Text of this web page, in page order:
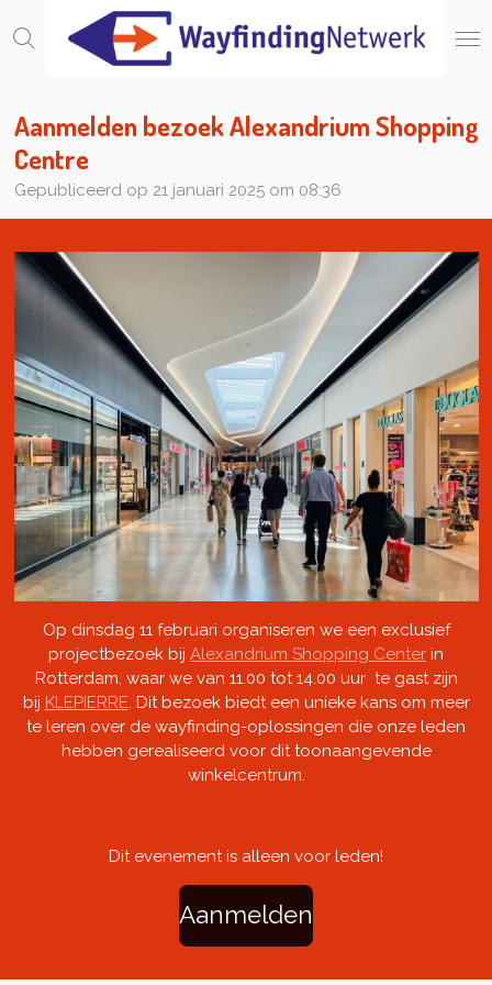
direct
hoofdinhoud
Aanmelden bezoek Alexandrium Shopping
Centre
Gepubliceerd op 21 januari 2025 om 08:36
Op dinsdag 11 februari organiseren we een exclusief
projectbezoek bij Alexandrium Shopping Center in
Rotterdam, waar we van 11.00 tot 14.00 uur te gast zijn
bij KLEPIERRE. Dit bezoek biedt een unieke kans om meer
te leren over de wayfinding-oplossingen die onze leden
hebben gerealiseerd voor dit toonaangevende
winkelcentrum.
Dit evenement is alleen voor leden!
Aanmelden